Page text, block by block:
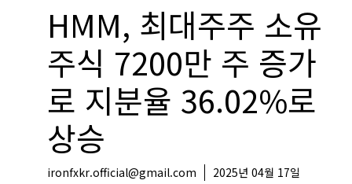
HMM, 최대주주 소유
주식 7200만 주 증가
로 지분율 36.02%로
상승
ironfxkr.official@gmail.com 2025년 04월 17일